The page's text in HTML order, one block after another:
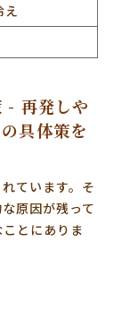
え
- 再発しや
具体策を
ています。そ
原因が残って
とにありま